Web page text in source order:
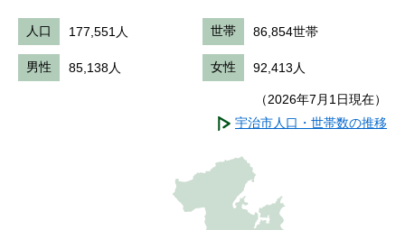
人口 177,551人 世帯 86,854世帯
男性 85,138人 女性 92,413人
（2026年7月1日現在）
宇治市人口・世帯数の推移